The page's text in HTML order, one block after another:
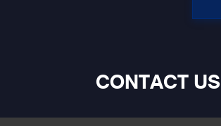
CONTACT US